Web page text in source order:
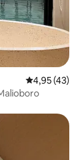
Gemiddelde
4,95 (43)